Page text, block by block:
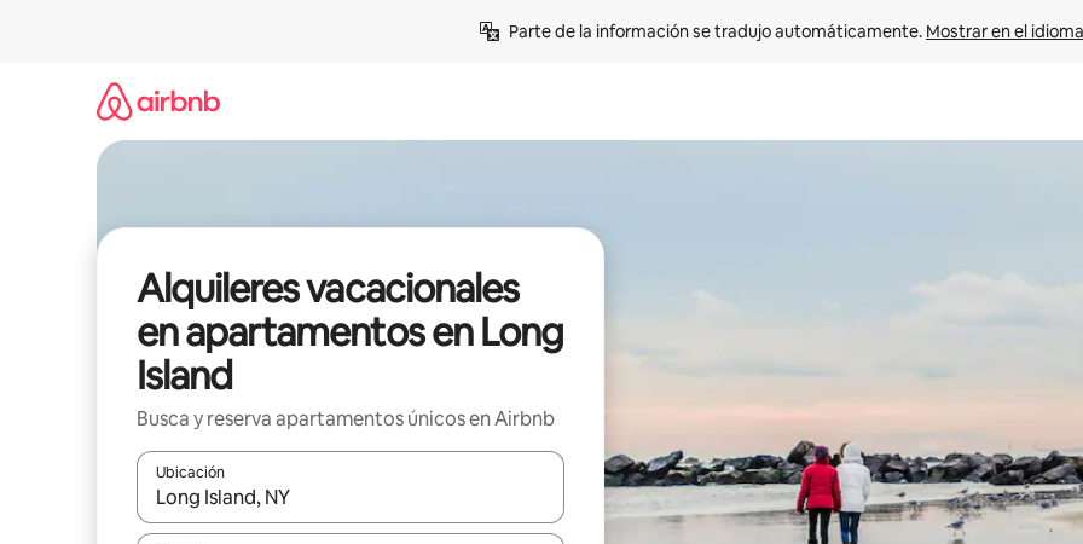
Parte de la información se tradujo automáticamente. Mostrar en el
Alquileres vacacionales
en apartamentos en Long
Island
Busca y reserva apartamentos únicos en Airbnb
Ubicación
Cuando los resultados estén disponibles, navega con las teclas de flecha hacia arriba y hacia abajo o explora con el